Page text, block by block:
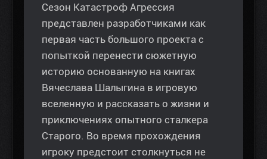
Сезон Катастроф Агрессия
представлен разработчиками как
первая часть большого проекта с
попыткой перенести сюжетную
историю основанную на книгах
Вячеслава Шалыгина в игровую
вселенную и рассказать о жизни и
приключениях опытного сталкера
Старого. Во время прохождения
игроку предстоит столкнуться не